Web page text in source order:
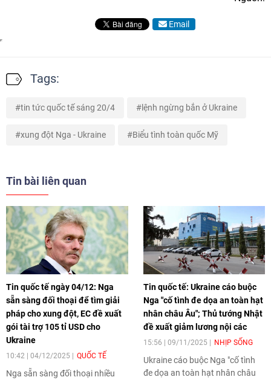
Email
Tags:
tin tức quốc tế sáng 20/4 lệnh ngừng bắn ở Ukraine
xung đột Nga - Ukraine Biểu tình toàn quốc Mỹ
Tin bài liên quan
Tin quốc tế ngày 04/12: Nga
sẵn sàng đối thoại để tìm giải
pháp cho xung đột, EC đề xuất
gói tài trợ 105 tỉ USD cho
Ukraine
10:42 | 04/12/2025 QUỐC TẾ
Nga sẵn sàng đối thoại nhiều
Tin quốc tế: Ukraine cáo buộc
Nga "cố tình đe dọa an toàn hạt
nhân châu Âu"; Thủ tướng Nhật
đề xuất giảm lương nội các
15:56 | 09/11/2025 NHỊP SỐNG
Ukraine cáo buộc Nga "cố tình
đe dọa an toàn hạt nhân châu